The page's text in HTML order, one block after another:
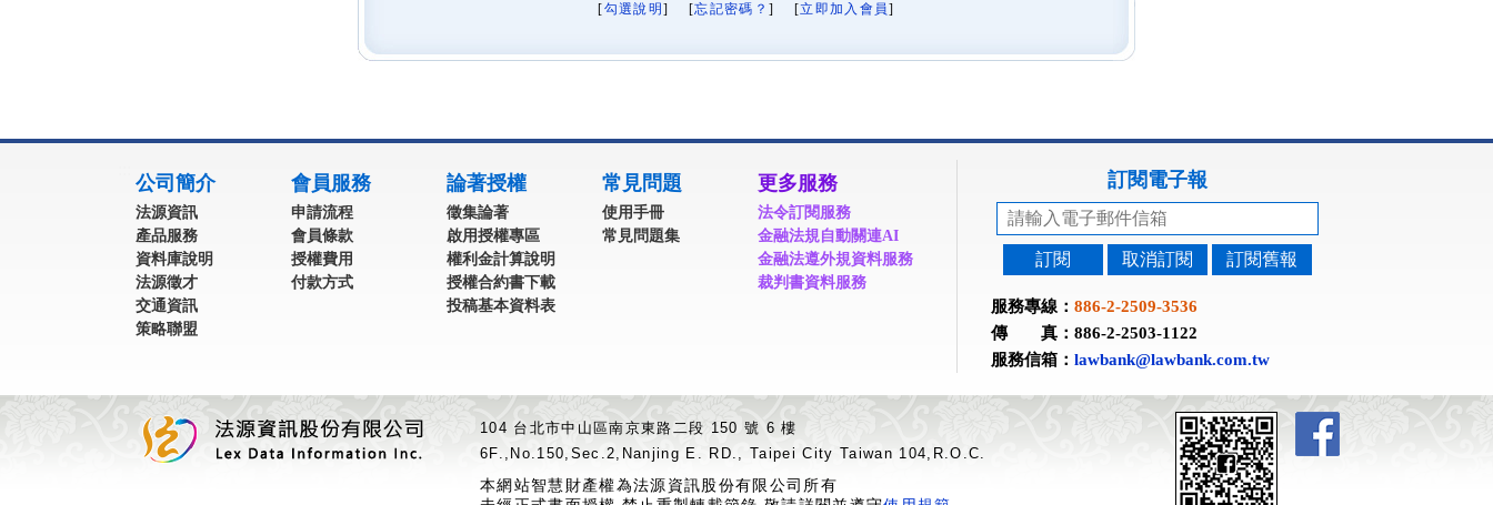
[勾選說明 ] [忘記密碼？ ] [立即加入會員]
公司簡介
法源資訊
產品服務
資料庫說明
法源徵才
交通資訊
策略聯盟
會員服務
申請流程
會員條款
授權費用
付款方式
論著授權
徵集論著
啟用授權專區
權利金計算說明
授權合約書下載
投稿基本資料表
常見問題
使用手冊
常見問題集
更多服務
法令訂閱服務
金融法規自動關連AI
金融法遵外規資料服務
裁判書資料服務
訂閱電子報
訂閱 取消訂閱 訂閱舊報
服務專線： 886-2-2509-3536
傳 真：886-2-2503-1122
服務信箱： lawbank@lawbank.com.tw
104 台北市中山區南京東路二段 150 號 6 樓
6F.,No.150,Sec.2,Nanjing E. RD., Taipei City Taiwan 104,R.O.C.
本網站智慧財產權為法源資訊股份有限公司所有